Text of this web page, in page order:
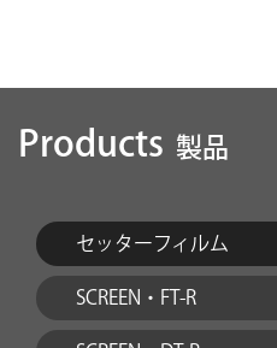
Products 製品
セッターフィルム
SCREEN・FT-R